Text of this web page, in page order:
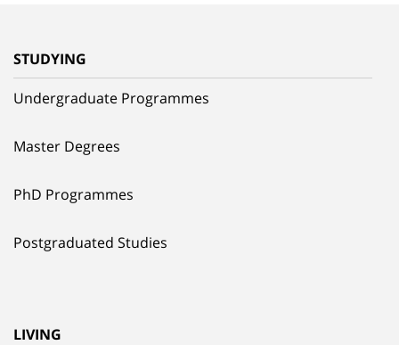
STUDYING
Undergraduate Programmes
Master Degrees
PhD Programmes
Postgraduated Studies
LIVING